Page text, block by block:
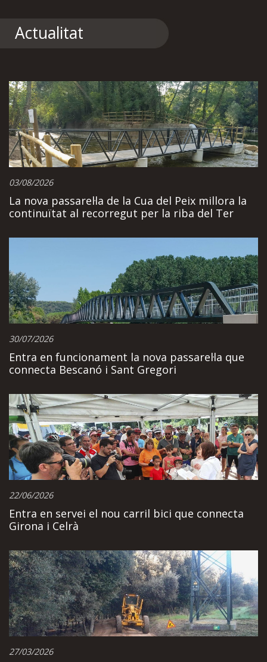
Actualitat
03/08/2026
La nova passarel·la de la Cua del Peix millora la
continuïtat al recorregut per la riba del Ter
30/07/2026
Entra en funcionament la nova passarel·la que
connecta Bescanó i Sant Gregori
22/06/2026
Entra en servei el nou carril bici que connecta
Girona i Celrà
27/03/2026